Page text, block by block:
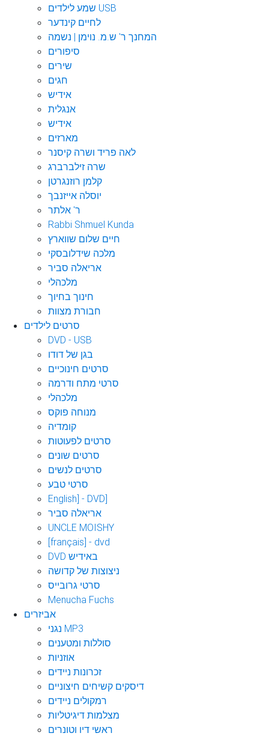
שמע לילדים USB
לחיים קינדער
המחנך ר' ש.מ. נוימן | נשמה
סיפורים
שירים
חגים
אידיש
אנגלית
אידיש
מארזים
לאה פריד ושרה קיסנר
שרה זילברברג
קלמן רוזנגרטן
יוסלה אייזנבך
ר' אלתר
Rabbi Shmuel Kunda
חיים שלום שווארץ
מלכה שידלובסקי
אריאלה סביר
מלכהלי
חינוך בחיוך
חבורת מצוות
סרטים לילדים
DVD - USB
בגן של דודו
סרטים חינוכיים
סרטי מתח ודרמה
מלכהלי
מנוחה פוקס
קומדיה
סרטים לפעוטות
סרטים שונים
סרטים לנשים
סרטי טבע
English] - DVD]
אריאלה סביר
UNCLE MOISHY
[français] - dvd
DVD באידיש
ניצוצות של קדושה
סרטי גרובייס
Menucha Fuchs
אביזרים
נגני MP3
סוללות ומטענים
אוזניות
זכרונות ניידים
דיסקים קשיחים חיצוניים
רמקולים ניידים
מצלמות דיגיטליות
ראשי דיו וטונרים